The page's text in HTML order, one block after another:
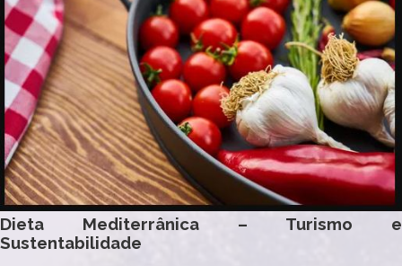
Dieta Mediterrânica – Turismo e
Sustentabilidade